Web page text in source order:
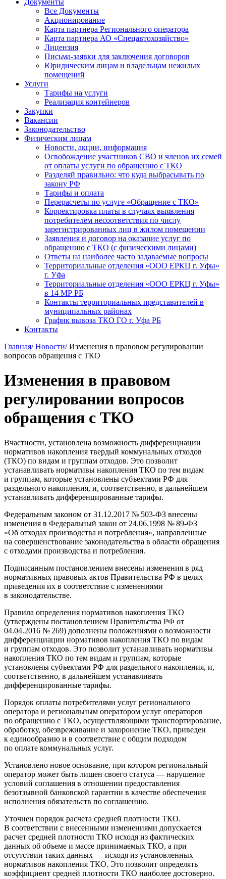
Все Документы
Акционирование
Карта партнера Регионального оператора
Карта партнера АО «Спецавтохозяйство»
Лицензия
Письма-заявки для заключения договоров
Юридическим лицам и владельцам нежилых
помещений
Услуги
Тарифы на услуги
Реализация контейнеров
Закупки
Вакансии
Законодательство
Физическим лицам
Новости, акции, информация
Освобождение участников СВО и членов их семей
от оплаты услуги по обращению с ТКО
Разделяй правильно: что куда выбрасывать по
закону РФ
Тарифы и оплата
Перерасчеты по услуге «Обращение с ТКО»
Корректировка платы в случаях выявления
потребителем несоответствия по числу
зарегистрированных лиц в жилом помещении
Заявления и договор на оказание услуг по
обращению с ТКО (с физическими лицами)
Ответы на наиболее часто задаваемые вопросы
Территориальные отделения «ООО ЕРКЦ г. Уфы»
г. Уфа
Территориальные отделения «ООО ЕРКЦ г. Уфы»
в 14 МР РБ
Контакты территориальных представителей в
муниципальных районах
График вывоза ТКО ГО г. Уфа РБ
Контакты
Главная/ Новости/ Изменения в правовом регулировании
вопросов обращения с ТКО
Изменения в правовом
регулировании вопросов
обращения с ТКО
Вчастности, установлена возможность дифференциации
нормативов накопления твердый коммунальных отходов
(ТКО) по видам и группам отходов. Это позволит
устанавливать нормативы накопления ТКО по тем видам
и группам, которые установлены субъектами РФ для
раздельного накопления, и, соответственно, в дальнейшем
устанавливать дифференцированные тарифы.
Федеральным законом от 31.12.2017 № 503-ФЗ внесены
изменения в Федеральный закон от 24.06.1998 № 89-ФЗ
«Об отходах производства и потребления», направленные
на совершенствование законодательства в области обращения
с отходами производства и потребления.
Подписанным постановлением внесены изменения в ряд
нормативных правовых актов Правительства РФ в целях
приведения их в соответствие с изменениями
в законодательстве.
Правила определения нормативов накопления ТКО
(утверждены постановлением Правительства РФ от
04.04.2016 № 269) дополнены положениями о возможности
дифференциации нормативов накопления ТКО по видам
и группам отходов. Это позволит устанавливать нормативы
накопления ТКО по тем видам и группам, которые
установлены субъектами РФ для раздельного накопления, и,
соответственно, в дальнейшем устанавливать
дифференцированные тарифы.
Порядок оплаты потребителями услуг регионального
оператора и региональным оператором услуг операторов
по обращению с ТКО, осуществляющими транспортирование,
обработку, обезвреживание и захоронение ТКО, приведен
к единообразию и в соответствие с общим подходом
по оплате коммунальных услуг.
Установлено новое основание, при котором региональный
оператор может быть лишен своего статуса — нарушение
условий соглашения в отношении предоставления
безотзывной банковской гарантии в качестве обеспечения
исполнения обязательств по соглашению.
Уточнен порядок расчета средней плотности ТКО.
В соответствии с внесенными изменениями допускается
расчет средней плотности ТКО исходя из фактических
данных об объеме и массе принимаемых ТКО, а при
отсутствии таких данных — исходя из установленных
нормативов накопления ТКО. Это позволит определять
коэффициент средней плотности ТКО наиболее достоверно.